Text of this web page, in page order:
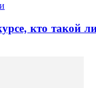
кто такой